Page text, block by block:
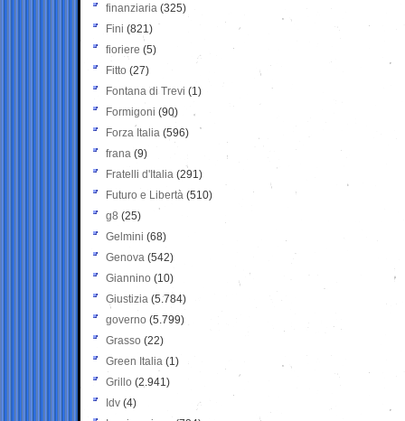
finanziaria (325)
Fini (821)
fioriere (5)
Fitto (27)
Fontana di Trevi (1)
Formigoni (90)
Forza Italia (596)
frana (9)
Fratelli d'Italia (291)
Futuro e Libertà (510)
g8 (25)
Gelmini (68)
Genova (542)
Giannino (10)
Giustizia (5.784)
governo (5.799)
Grasso (22)
Green Italia (1)
Grillo (2.941)
Idv (4)